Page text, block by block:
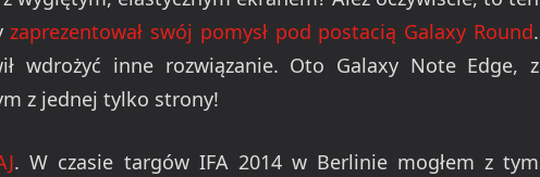
zaprezentował swój pomysł pod postacią Galaxy Round.
wdrożyć inne rozwiązanie. Oto Galaxy Note Edge, z
z jednej tylko strony!
. W czasie targów IFA 2014 w Berlinie mogłem z tym